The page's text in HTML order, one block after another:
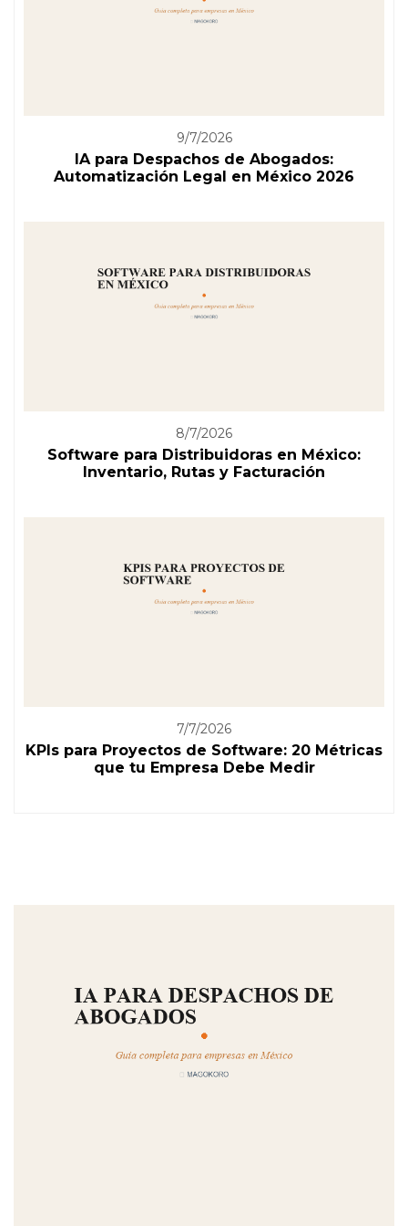
9/7/2026
IA para Despachos de Abogados:
Automatización Legal en México 2026
8/7/2026
Software para Distribuidoras en México:
Inventario, Rutas y Facturación
7/7/2026
KPIs para Proyectos de Software: 20 Métricas
que tu Empresa Debe Medir